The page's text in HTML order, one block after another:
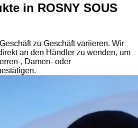
in ROSNY SOUS
zu Geschäft variieren. Wir
an den Händler zu wenden, um
, Damen- oder